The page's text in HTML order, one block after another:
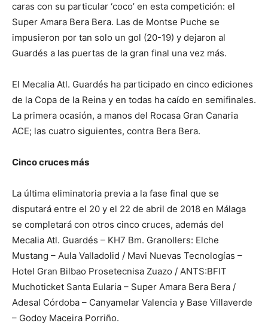
caras con su particular ‘coco’ en esta competición: el
Super Amara Bera Bera. Las de Montse Puche se
impusieron por tan solo un gol (20-19) y dejaron al
Guardés a las puertas de la gran final una vez más.
El Mecalia Atl. Guardés ha participado en cinco ediciones
de la Copa de la Reina y en todas ha caído en semifinales.
La primera ocasión, a manos del Rocasa Gran Canaria
ACE; las cuatro siguientes, contra Bera Bera.
Cinco cruces más
La última eliminatoria previa a la fase final que se
disputará entre el 20 y el 22 de abril de 2018 en Málaga
se completará con otros cinco cruces, además del
Mecalia Atl. Guardés – KH7 Bm. Granollers: Elche
Mustang – Aula Valladolid / Mavi Nuevas Tecnologías –
Hotel Gran Bilbao Prosetecnisa Zuazo / ANTS:BFIT
Muchoticket Santa Eularia – Super Amara Bera Bera /
Adesal Córdoba – Canyamelar Valencia y Base Villaverde
– Godoy Maceira Porriño.